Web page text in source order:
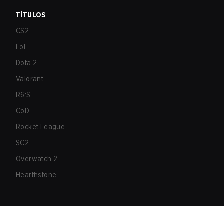
TÍTULOS
CS2
LoL
Dota 2
Valorant
R6:S
CoD
Rocket League
SC2
Overwatch 2
Hearthstone